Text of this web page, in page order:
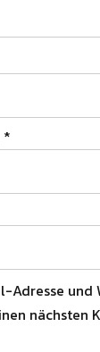
*
Adresse und
nächsten